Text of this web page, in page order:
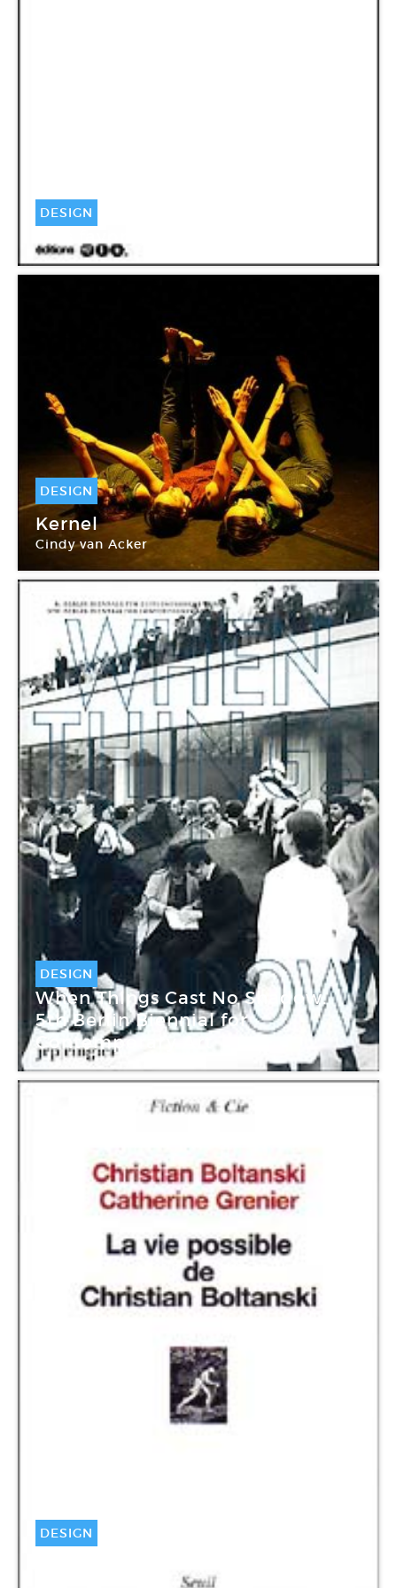
DESIGN
DESIGN
24 Mai -25 Mai 2008
Kernel
Cindy van Acker
Mains d’Œuvres
DESIGN
When Things Cast No Shadow.
5th Berlin Biennial for
Contemporary Art
DESIGN